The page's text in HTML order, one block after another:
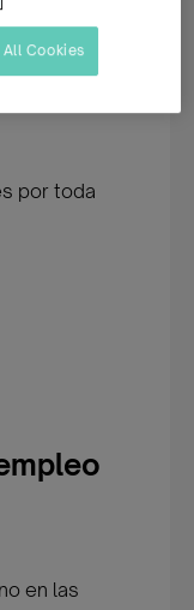
por toda
en las
Cookies